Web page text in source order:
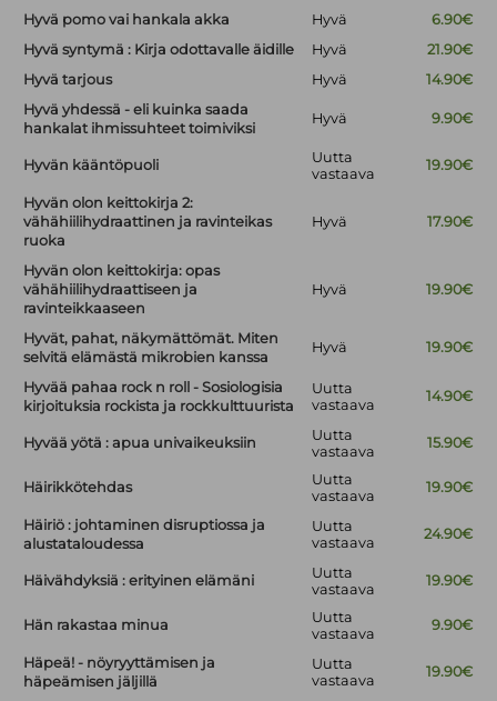
Hyvä pomo vai hankala akka
Hyvä
6.90€
Hyvä syntymä : Kirja odottavalle äidille
Hyvä
21.90€
Hyvä tarjous
Hyvä
14.90€
Hyvä yhdessä - eli kuinka saada
hankalat ihmissuhteet toimiviksi
Hyvä 9.90€
Hyvän kääntöpuoli
Uutta
vastaava
19.90€
Hyvän olon keittokirja 2:
vähähiilihydraattinen ja ravinteikas
ruoka
Hyvä 17.90€
Hyvän olon keittokirja: opas
vähähiilihydraattiseen ja
ravinteikkaaseen
Hyvä 19.90€
Hyvät, pahat, näkymättömät. Miten
selvitä elämästä mikrobien kanssa
Hyvä 19.90€
Hyvää pahaa rock n roll - Sosiologisia
kirjoituksia rockista ja rockkulttuurista
Uutta
vastaava
14.90€
Hyvää yötä : apua univaikeuksiin
Uutta
vastaava
15.90€
Häirikkötehdas
Uutta
vastaava
19.90€
Häiriö : johtaminen disruptiossa ja
alustataloudessa
Uutta
vastaava
24.90€
Häivähdyksiä : erityinen elämäni
Uutta
vastaava
19.90€
Hän rakastaa minua
Uutta
vastaava
9.90€
Häpeä! - nöyryyttämisen ja
häpeämisen jäljillä
Uutta
vastaava
19.90€